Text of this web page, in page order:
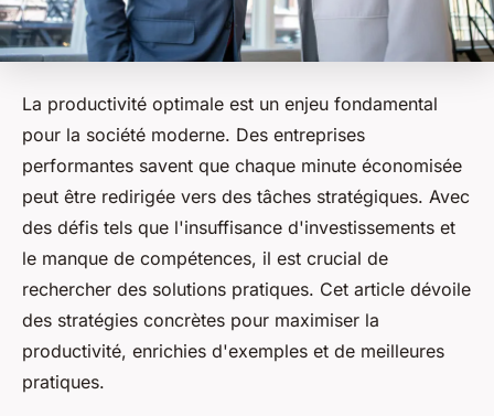
La productivité optimale est un enjeu fondamental
pour la société moderne. Des entreprises
performantes savent que chaque minute économisée
peut être redirigée vers des tâches stratégiques. Avec
des défis tels que l'insuffisance d'investissements et
le manque de compétences, il est crucial de
rechercher des solutions pratiques. Cet article dévoile
des stratégies concrètes pour maximiser la
productivité, enrichies d'exemples et de meilleures
pratiques.